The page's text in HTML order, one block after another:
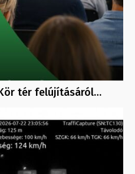
tér felújításáról…